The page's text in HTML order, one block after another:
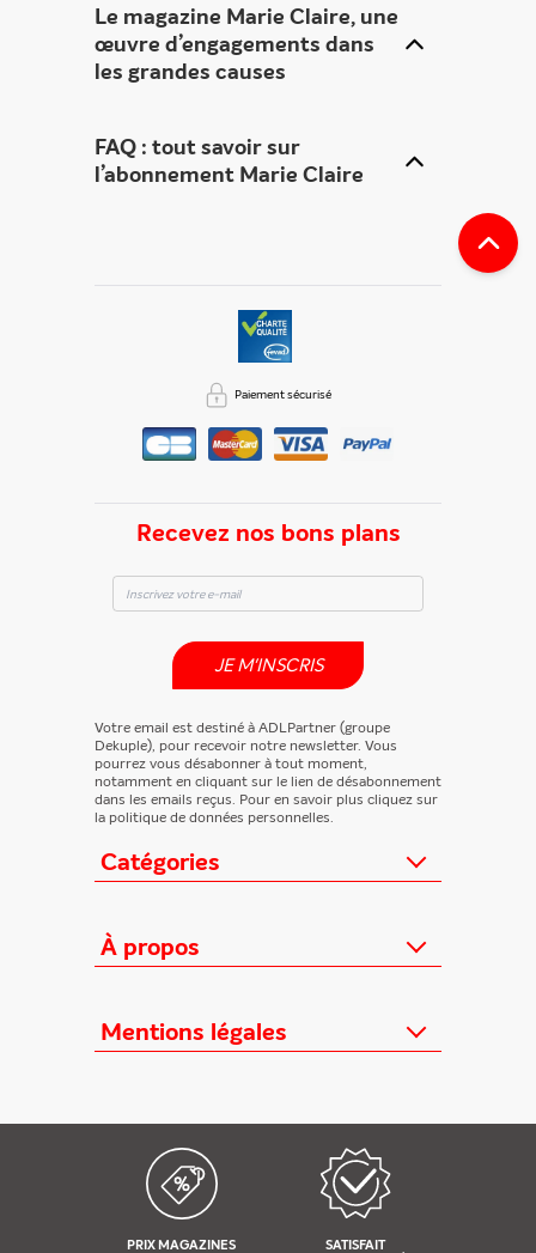
Le magazine Marie Claire, une
œuvre d’engagements dans
les grandes causes
FAQ : tout savoir sur
l’abonnement Marie Claire
PRIX MAGAZINES
SATISFAIT
Catégories
Loisirs/Culture
TV/Vie pratique
Presse professionnelle
Nouveaux magazines
À propos
Qui sommes-nous ?
Offres proposées
Édition numérique offerte
Kiosque FAE devient France
Abonnements
Mentions légales
Politique de données personnelles
Règlements cadeaux
Politique de cookies
Recevez nos bons plans
JE M'INSCRIS
Votre email est destiné à ADLPartner (groupe
Dekuple), pour recevoir notre newsletter. Vous
pourrez vous désabonner à tout moment,
notamment en cliquant sur le lien de désabonnement
dans les emails reçus. Pour en savoir plus cliquez sur
la politique de données personnelles.
Paiement sécurisé